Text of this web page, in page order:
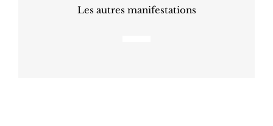
Les autres manifestations